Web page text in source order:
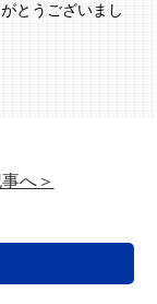
とうございまし
へ＞